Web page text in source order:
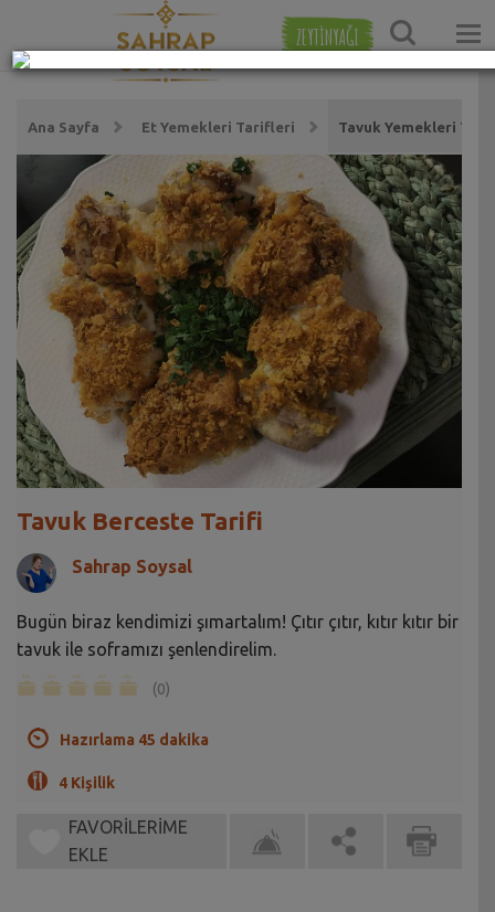
ZEYTİNYAĞI
Ana Sayfa Et Yemekleri Tarifleri Tavuk Yemekleri
Tavuk Berceste Tarifi
Sahrap Soysal
Bugün biraz kendimizi şımartalım! Çıtır çıtır, kıtır kıtır bir
tavuk ile soframızı şenlendirelim.
(0)
Hazırlama 45 dakika
4 Kişilik
FAVORİLERİME
EKLE